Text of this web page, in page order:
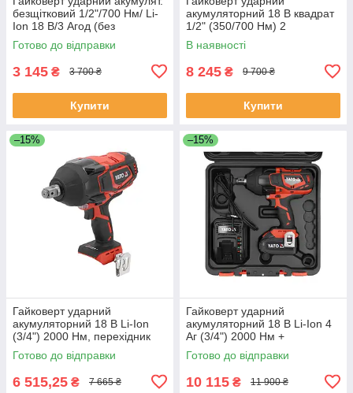
безщітковий 1/2"/700 Нм/ Li-
Ion 18 В/3 Агод (без
акумулятора) Yato YT-828061
(Польща)
Готово до відправки
3 145 ₴ 3 700 ₴
Купити
акумуляторний 18 В квадрат
1/2" (350/700 Нм) 2
акумулятори Yato YT-82807
В наявності
8 245 ₴ 9 700 ₴
Купити
–15%
Гайковерт ударний
акумуляторний 18 В Li-Ion
(3/4") 2000 Нм, перехідник
3/4″ в 1/2″ (без акумулятора)
Yato YT-828076
Готово до відправки
6 515,25 ₴ 7 665 ₴
–15%
Гайковерт ударний
акумуляторний 18 В Li-Ion 4
Аг (3/4") 2000 Нм +
перехідник 3/4″ в 1/2″ Yato
YT-828075
Готово до відправки
10 115 ₴ 11 900 ₴